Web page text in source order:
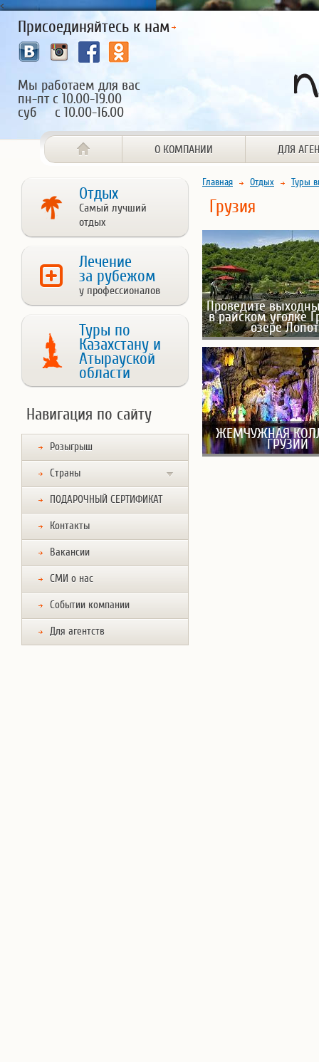
<
Присоединяйтесь к нам
Мы работаем для вас
пн-пт с 10.00-19.00
суб с 10.00-16.00
О КОМПАНИИ ДЛЯ
Отдых
Самый лучший
отдых
Лечение
за рубежом
у профессионалов
Туры по
Казахстану и
Атырауской
области
Навигация по сайту
Розыгрыш
Страны
ПОДАРОЧНЫЙ СЕРТИФИКАТ
Контакты
Вакансии
СМИ о нас
Событии компании
Для агентств
Главная Отдых Туры
Грузия
Проведите
в райском уголке
озере
ЖЕМЧУЖНАЯ
ГРУЗИИ